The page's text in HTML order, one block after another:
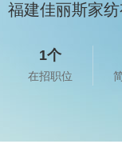
福建佳丽斯家纺
1个
在招职位